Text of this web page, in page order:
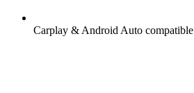
Carplay & Android Auto compatible